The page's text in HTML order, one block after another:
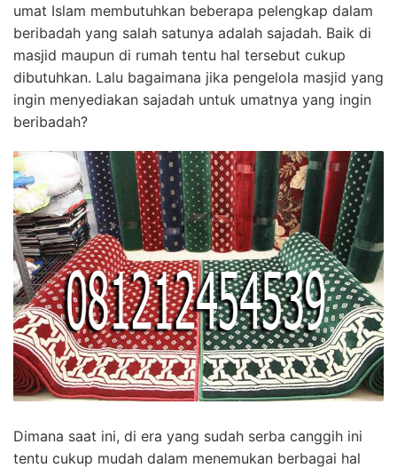
umat Islam membutuhkan beberapa pelengkap dalam
beribadah yang salah satunya adalah sajadah. Baik di
masjid maupun di rumah tentu hal tersebut cukup
dibutuhkan. Lalu bagaimana jika pengelola masjid yang
ingin menyediakan sajadah untuk umatnya yang ingin
beribadah?
Dimana saat ini, di era yang sudah serba canggih ini
tentu cukup mudah dalam menemukan berbagai hal